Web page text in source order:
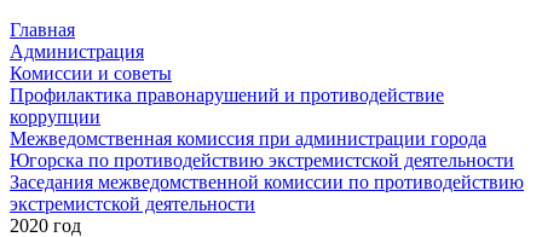
Главная
Администрация
Комиссии и советы
Профилактика правонарушений и противодействие
коррупции
Межведомственная комиссия при администрации города
Югорска по противодействию экстремистской деятельности
Заседания межведомственной комиссии по противодействию
экстремистской деятельности
2020 год